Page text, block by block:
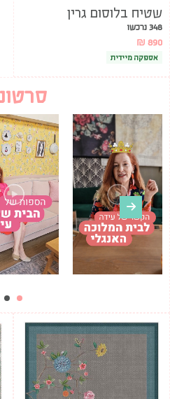
שטיח בלוסום גרין
348 נרכשו
₪ 890
אספקה מיידית